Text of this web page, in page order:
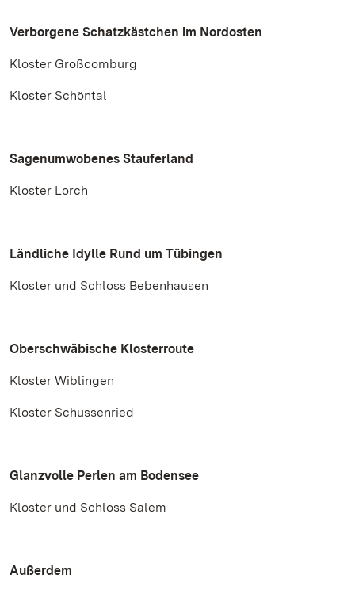
Verborgene Schatzkästchen im Nordosten
Kloster Großcomburg
Kloster Schöntal
Sagenumwobenes Stauferland
Kloster Lorch
Ländliche Idylle Rund um Tübingen
Kloster und Schloss Bebenhausen
Oberschwäbische Klosterroute
Kloster Wiblingen
Kloster Schussenried
Glanzvolle Perlen am Bodensee
Kloster und Schloss Salem
Außerdem